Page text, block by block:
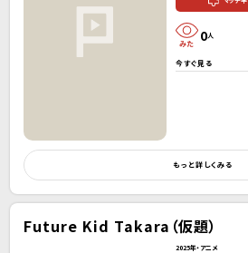
0人
今すぐ見る
もっと詳しくみる
Future Kid Takara（仮題）
2025年・アニメ